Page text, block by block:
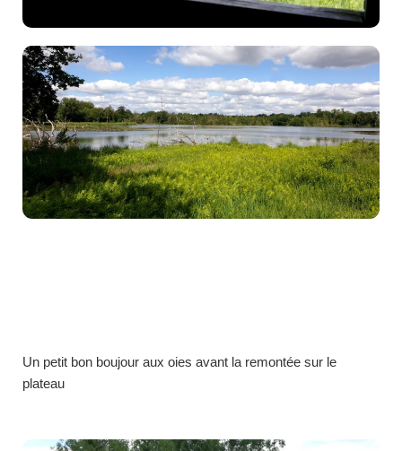
Un petit bon boujour aux oies avant la remontée sur le
plateau